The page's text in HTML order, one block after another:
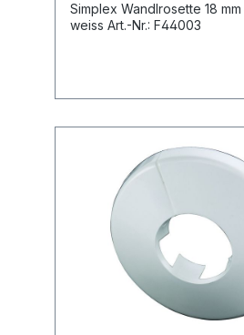
Simplex Wandlrosette 18
weiss Art.-Nr.: F44003